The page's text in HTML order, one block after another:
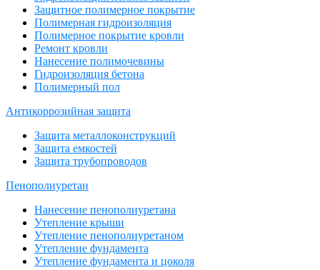
Защитное полимерное покрытие
Полимерная гидроизоляция
Полимерное покрытие кровли
Ремонт кровли
Нанесение полимочевины
Гидроизоляция бетона
Полимерный пол
Антикоррозийная защита
Защита металлоконструкций
Защита емкостей
Защита трубопроводов
Пенополиуретан
Нанесение пенополиуретана
Утепление крыши
Утепление пенополиуретаном
Утепление фундамента
Утепление фундамента и цоколя